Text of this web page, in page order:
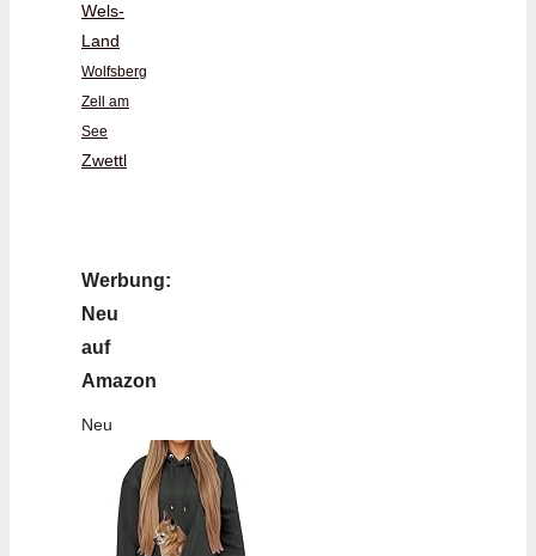
Wels-
Land
Wolfsberg
Zell am
See
Zwettl
Werbung:
Neu
auf
Amazon
Neu